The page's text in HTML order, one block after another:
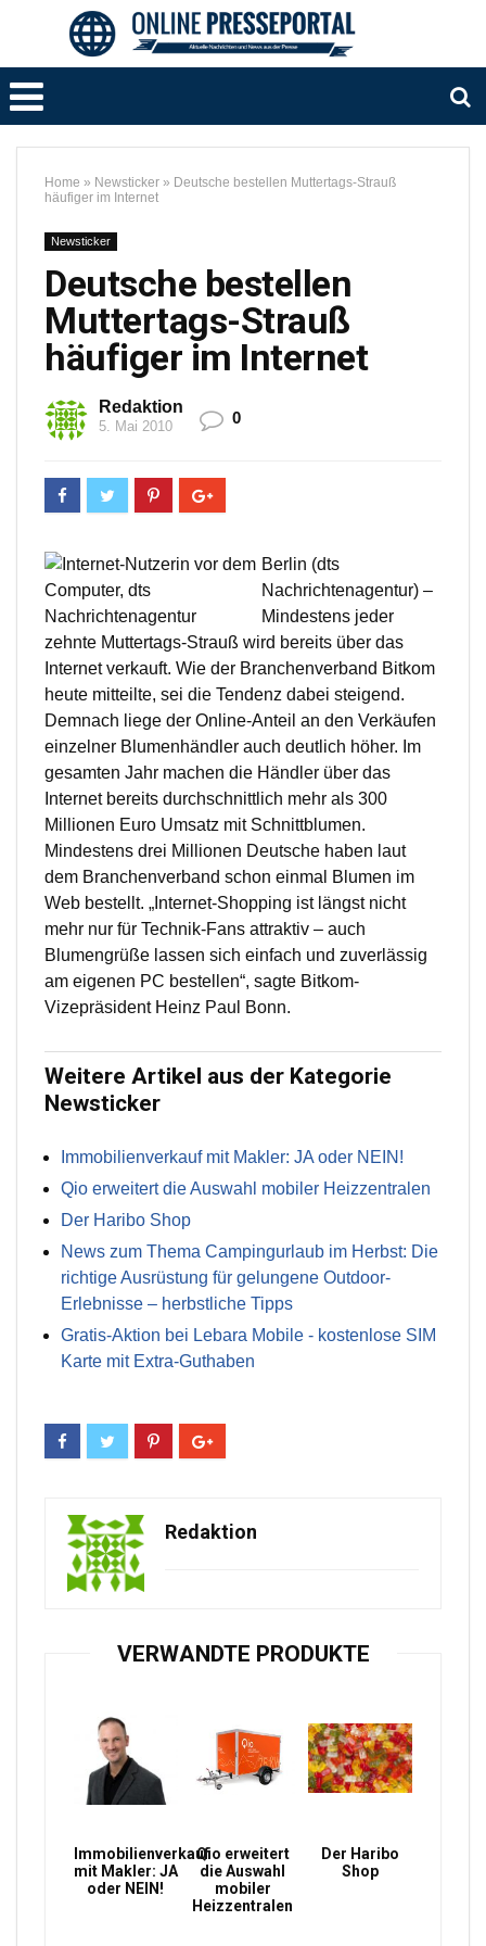
Home » Newsticker » Deutsche bestellen Muttertags-Strauß
häufiger im Internet
Newsticker
Deutsche bestellen
Muttertags-Strauß
häufiger im Internet
Redaktion
5. Mai 2010 0
Berlin (dts
Nachrichtenagentur) –
Mindestens jeder
zehnte Muttertags-Strauß wird bereits über das
Internet verkauft. Wie der Branchenverband Bitkom
heute mitteilte, sei die Tendenz dabei steigend.
Demnach liege der Online-Anteil an den Verkäufen
einzelner Blumenhändler auch deutlich höher. Im
gesamten Jahr machen die Händler über das
Internet bereits durchschnittlich mehr als 300
Millionen Euro Umsatz mit Schnittblumen.
Mindestens drei Millionen Deutsche haben laut
dem Branchenverband schon einmal Blumen im
Web bestellt. „Internet-Shopping ist längst nicht
mehr nur für Technik-Fans attraktiv – auch
Blumengrüße lassen sich einfach und zuverlässig
am eigenen PC bestellen“, sagte Bitkom-
Vizepräsident Heinz Paul Bonn.
Weitere Artikel aus der Kategorie
Newsticker
Immobilienverkauf mit Makler: JA oder NEIN!
Qio erweitert die Auswahl mobiler Heizzentralen
Der Haribo Shop
News zum Thema Campingurlaub im Herbst: Die
richtige Ausrüstung für gelungene Outdoor-
Erlebnisse – herbstliche Tipps
Gratis-Aktion bei Lebara Mobile - kostenlose SIM
Karte mit Extra-Guthaben
Redaktion
VERWANDTE PRODUKTE
Immobilienverkauf
mit Makler: JA
oder NEIN!
Qio erweitert
die Auswahl
mobiler
Heizzentralen
Der Haribo
Shop